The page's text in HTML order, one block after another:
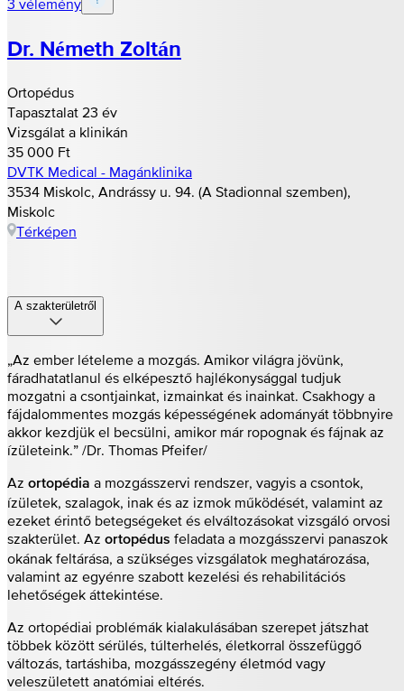
3 vélemény
Dr. Németh Zoltán
Ortopédus
Tapasztalat 23 év
Vizsgálat a klinikán
35 000 Ft
DVTK Medical - Magánklinika
3534 Miskolc, Andrássy u. 94. (A Stadionnal szemben),
Miskolc
Térképen
A szakterületről
„Az ember lételeme a mozgás. Amikor világra jövünk,
fáradhatatlanul és elképesztő hajlékonysággal tudjuk
mozgatni a csontjainkat, izmainkat és inainkat. Csakhogy a
fájdalommentes mozgás képességének adományát többnyire
akkor kezdjük el becsülni, amikor már ropognak és fájnak az
ízületeink.” /Dr. Thomas Pfeifer/
Az ortopédia a mozgásszervi rendszer, vagyis a csontok,
ízületek, szalagok, inak és az izmok működését, valamint az
ezeket érintő betegségeket és elváltozásokat vizsgáló orvosi
szakterület. Az ortopédus feladata a mozgásszervi panaszok
okának feltárása, a szükséges vizsgálatok meghatározása,
valamint az egyénre szabott kezelési és rehabilitációs
lehetőségek áttekintése.
Az ortopédiai problémák kialakulásában szerepet játszhat
többek között sérülés, túlterhelés, életkorral összefüggő
változás, tartáshiba, mozgásszegény életmód vagy
veleszületett anatómiai eltérés.